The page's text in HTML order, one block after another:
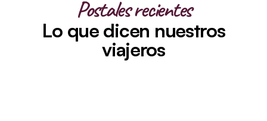
Postales recientes
Lo que dicen nuestros
viajeros